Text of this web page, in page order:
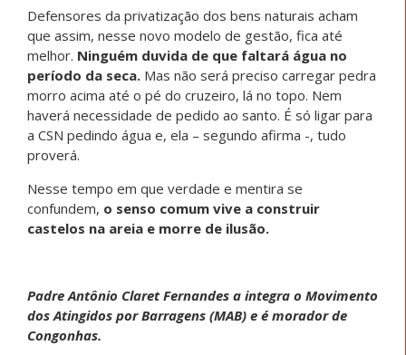
Defensores da privatização dos bens naturais acham
que assim, nesse novo modelo de gestão, fica até
melhor. Ninguém duvida de que faltará água no
período da seca. Mas não será preciso carregar pedra
morro acima até o pé do cruzeiro, lá no topo. Nem
haverá necessidade de pedido ao santo. É só ligar para
a CSN pedindo água e, ela – segundo afirma -, tudo
proverá.
Nesse tempo em que verdade e mentira se
confundem, o senso comum vive a construir
castelos na areia e morre de ilusão.
Padre Antônio Claret Fernandes a integra o Movimento
dos Atingidos por Barragens (MAB) e é morador de
Congonhas.